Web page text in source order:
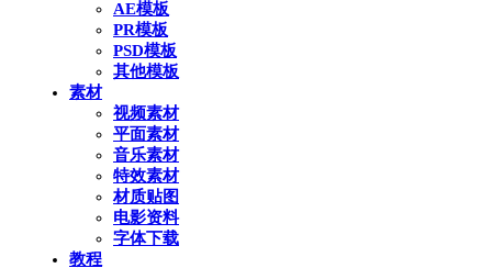
AE模板
PR模板
PSD模板
其他模板
素材
视频素材
平面素材
音乐素材
特效素材
材质贴图
电影资料
字体下载
教程